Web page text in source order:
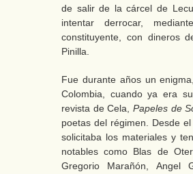
de salir de la cárcel de
intentar derrocar,
constituyente, con dineros
Pinilla.
Fue durante años un
Colombia, cuando ya era
revista de Cela, Papeles de
poetas del régimen. Desde
solicitaba los materiales y
notables como Blas de
Gregorio Marañón, Angel